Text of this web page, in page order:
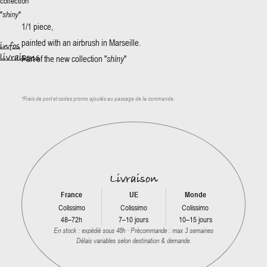
"shiny"
infos
livraisons
1/1 piece,
painted with an airbrush in Marseille.
Part of the new collection "shiny"
*Frais de port et codes promo ajoutés au passage de la commande.
Livraison
France
Colissimo
48–72h
UE
Colissimo
7–10 jours
Monde
Colissimo
10–15 jours
En stock : expédié sous 48h · Précommande : max 3 semaines
Délais variables selon destination & demande.